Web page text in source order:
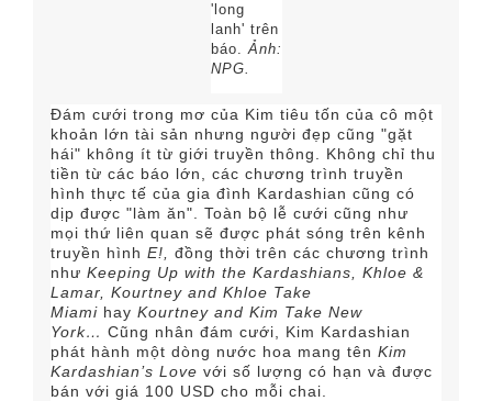
'long
lanh' trên
báo. Ảnh:
NPG.
Đám cưới trong mơ của Kim tiêu tốn của cô một
khoản lớn tài sản nhưng người đẹp cũng "gặt
hái" không ít từ giới truyền thông. Không chỉ thu
tiền từ các báo lớn, các chương trình truyền
hình thực tế của gia đình Kardashian cũng có
dịp được "làm ăn". Toàn bộ lễ cưới cũng như
mọi thứ liên quan sẽ được phát sóng trên kênh
truyền hình E!,
đồng thời trên các chương trình
như Keeping Up with the Kardashians, Khloe &
Lamar, Kourtney and Khloe Take
Miami hay Kourtney and Kim Take New
York… Cũng nhân đám cưới, Kim Kardashian
phát hành một dòng nước hoa mang tên Kim
Kardashian’s Love với số lượng có hạn và được
bán với giá 100 USD cho mỗi chai.